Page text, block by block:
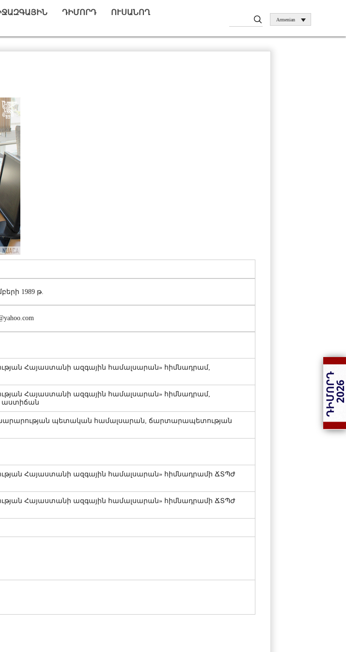
ԴԻՄՈՐԴ
ՈՒՍԱՆՈՂ
Armenian
1989 թ.
Հայաստանի ազգային համալսարան» հիմնադրամ,
Հայաստանի ազգային համալսարան» հիմնադրամ,
աստիճան
պետական համալսարան, ճարտարապետության
Հայաստանի ազգային համալսարան» հիմնադրամի ՃՏՊԺ
Հայաստանի ազգային համալսարան» հիմնադրամի ՃՏՊԺ